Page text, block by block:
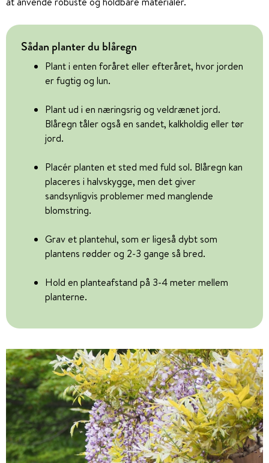
Sådan planter du blåregn
Plant i enten foråret eller efteråret, hvor jorden
er fugtig og lun.
Plant ud i en næringsrig og veldrænet jord.
Blåregn tåler også en sandet, kalkholdig eller tør
jord.
Placér planten et sted med fuld sol. Blåregn kan
placeres i halvskygge, men det giver
sandsynligvis problemer med manglende
blomstring.
Grav et plantehul, som er ligeså dybt som
plantens rødder og 2-3 gange så bred.
Hold en planteafstand på 3-4 meter mellem
planterne.